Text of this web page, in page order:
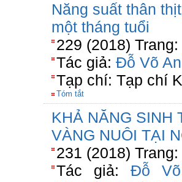
Năng suất thân
một tháng tuổi
229 (2018) Trang:
Tác giả: Đỗ Võ
Tạp chí: Tạp chí
Tóm tắt
KHẢ NĂNG SINH
VÀNG NUÔI TẠI
231 (2018) Trang:
Tác giả: Đỗ